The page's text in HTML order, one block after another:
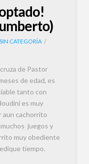
CATEGORÍA
de Pastor
de edad, es
tanto con
es muy
aun cachorrito
juegos y
muy obediente
tiempo.